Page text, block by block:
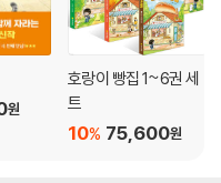
원
호랑이 빵집 1~6권 세
트
75,600원
10%